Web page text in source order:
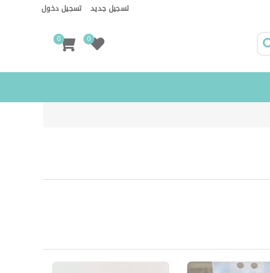
تسجيل جديد تسجيل دخول
0
0